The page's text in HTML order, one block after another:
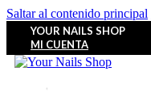
Saltar al contenido principal
YOUR NAILS SHOP
MI CUENTA